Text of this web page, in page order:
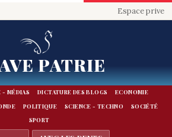
Espace prive
PATRIE
- MÉDIAS DICTATURE DES BLOGS
ECONOMIE
POLITIQUE SCIENCE - TECHNO
SOCIÉTÉ
SPORT